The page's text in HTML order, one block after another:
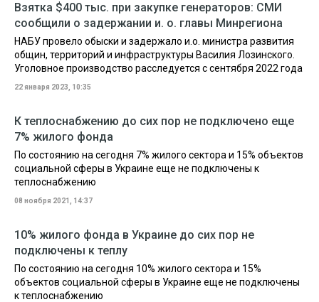
Взятка $400 тыс. при закупке генераторов: СМИ
сообщили о задержании и. о. главы Минрегиона
НАБУ провело обыски и задержало и.о. министра развития
общин, территорий и инфраструктуры Василия Лозинского.
Уголовное производство расследуется с сентября 2022 года
22 января 2023, 10:35
К теплоснабжению до сих пор не подключено еще
7% жилого фонда
По состоянию на сегодня 7% жилого сектора и 15% объектов
социальной сферы в Украине еще не подключены к
теплоснабжению
08 ноября 2021, 14:37
10% жилого фонда в Украине до сих пор не
подключены к теплу
По состоянию на сегодня 10% жилого сектора и 15%
объектов социальной сферы в Украине еще не подключены
к теплоснабжению